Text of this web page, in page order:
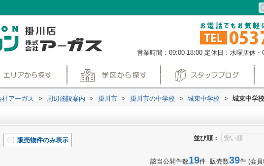
営業時間：09:00-18:00 定休日：水曜店休
アーガス > 周辺施設案内 > 掛川市 > 掛川市の中学校 > 城東中学校 > 城東中学
並び順：
販売物件のみ表示
該当公開件数19件 販売数39件 (会